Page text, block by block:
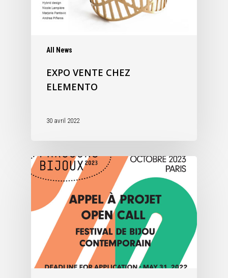
All News
EXPO VENTE CHEZ
ELEMENTO
30 avril 2022